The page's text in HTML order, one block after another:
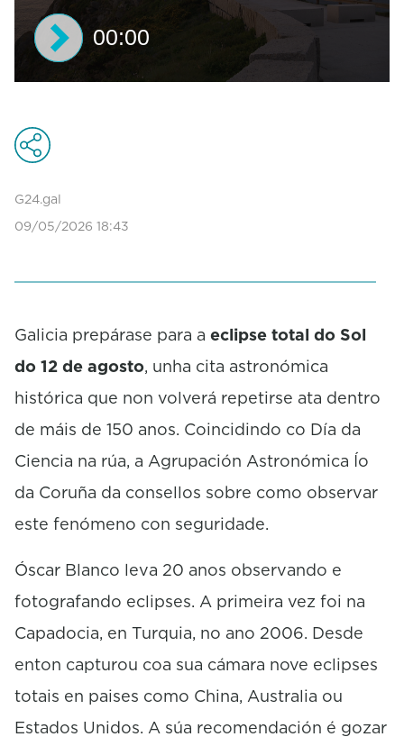
c
o
d
o
s
o
d
00:00
G24.gal
09/05/2026 18:43
Galicia prepárase para a eclipse total do Sol
do 12 de agosto, unha cita astronómica
histórica que non volverá repetirse ata dentro
de máis de 150 anos. Coincidindo co Día da
Ciencia na rúa, a Agrupación Astronómica Ío
da Coruña da consellos sobre como observar
este fenómeno con seguridade.
Óscar Blanco leva 20 anos observando e
fotografando eclipses. A primeira vez foi na
Capadocia, en Turquia, no ano 2006. Desde
enton capturou coa sua cámara nove eclipses
totais en paises como China, Australia ou
Estados Unidos. A súa recomendación é gozar